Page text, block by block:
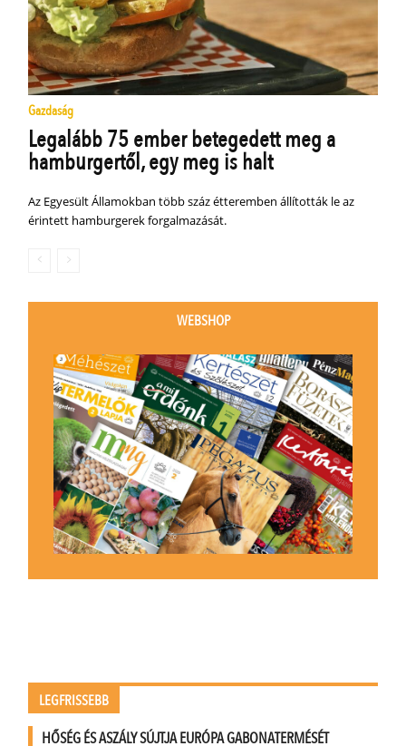
Gazdaság
Legalább 75 ember betegedett meg a
hamburgertől, egy meg is halt
Az Egyesült Államokban több száz étteremben állították le az
érintett hamburgerek forgalmazását.
WEBSHOP
LEGFRISSEBB
HŐSÉG ÉS ASZÁLY SÚJTJA EURÓPA GABONATERMÉSÉT